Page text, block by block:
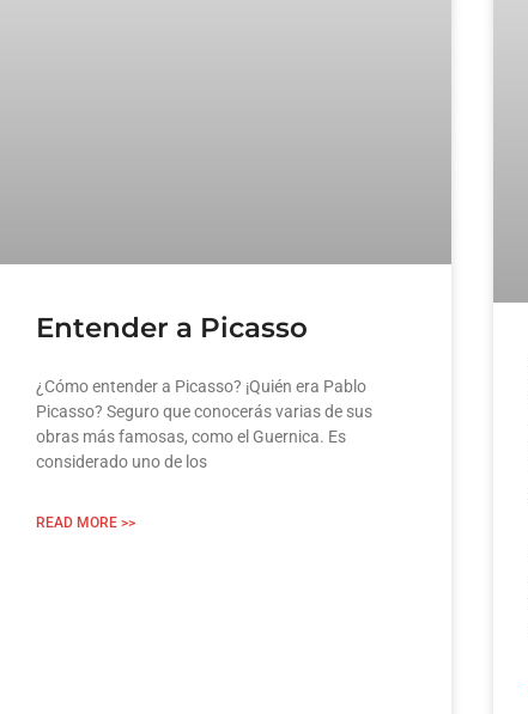
Entender a Picasso
¿Cómo entender a Picasso? ¡Quién era Pablo
Picasso? Seguro que conocerás varias de sus
obras más famosas, como el Guernica. Es
considerado uno de los
READ MORE >>